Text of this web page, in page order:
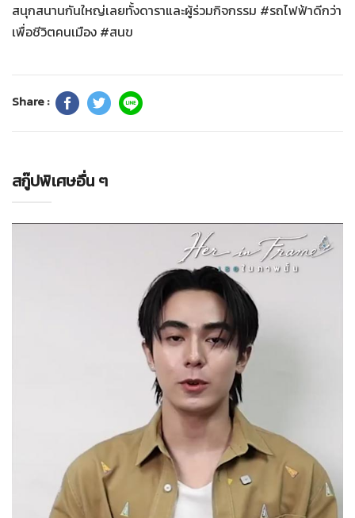
สนุกสนานกันใหญ่เลยทั้งดาราและผู้ร่วมกิจกรรม #รถไฟฟ้าดีกว่า
เพื่อชีวิตคนเมือง #สนข
Share :
สกู๊ปพิเศษอื่น ๆ